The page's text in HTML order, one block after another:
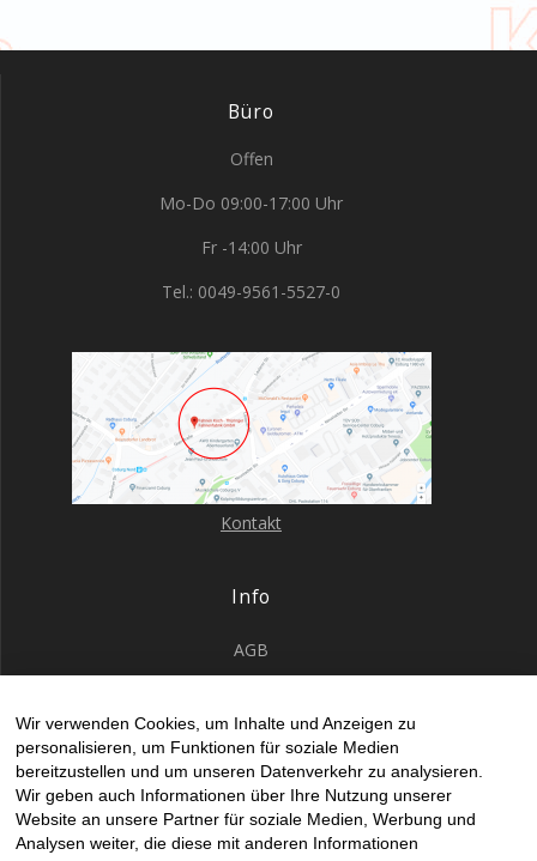
Büro
Offen
Mo-Do 09:00-17:00 Uhr
Fr -14:00 Uhr
Tel.: 0049-9561-5527-0
Kontakt
Info
AGB
Impressum
Kontakt Allgemein
Kontakt gesticke Fahne
Kontakte Druck
Wir verwenden Cookies, um Inhalte und Anzeigen zu
personalisieren, um Funktionen für soziale Medien
bereitzustellen und um unseren Datenverkehr zu analysieren.
Wir geben auch Informationen über Ihre Nutzung unserer
Website an unsere Partner für soziale Medien, Werbung und
Analysen weiter, die diese mit anderen Informationen